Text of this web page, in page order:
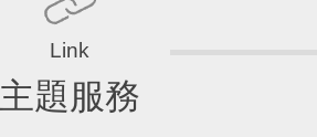
主題服務